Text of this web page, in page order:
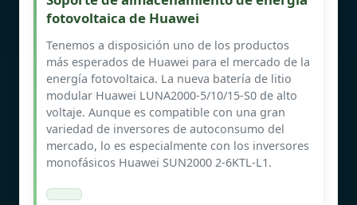
fotovoltaica de Huawei
Tenemos a disposición uno de los productos
más esperados de Huawei para el mercado de la
energía fotovoltaica. La nueva batería de litio
modular Huawei LUNA2000-5/10/15-S0 de alto
voltaje. Aunque es compatible con una gran
variedad de inversores de autoconsumo del
mercado, lo es especialmente con los inversores
monofásicos Huawei SUN2000 2-6KTL-L1.